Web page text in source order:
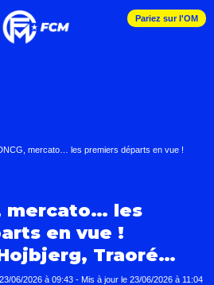
Pariez sur l'OM
mercato… les premiers départs en vue !
mercato… les
en vue !
Traoré…
23/06/2026 à 09:43 - Mis à jour le 23/06/2026 à 11:04